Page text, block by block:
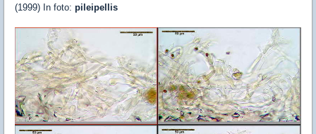
(1999) In foto: pileipellis